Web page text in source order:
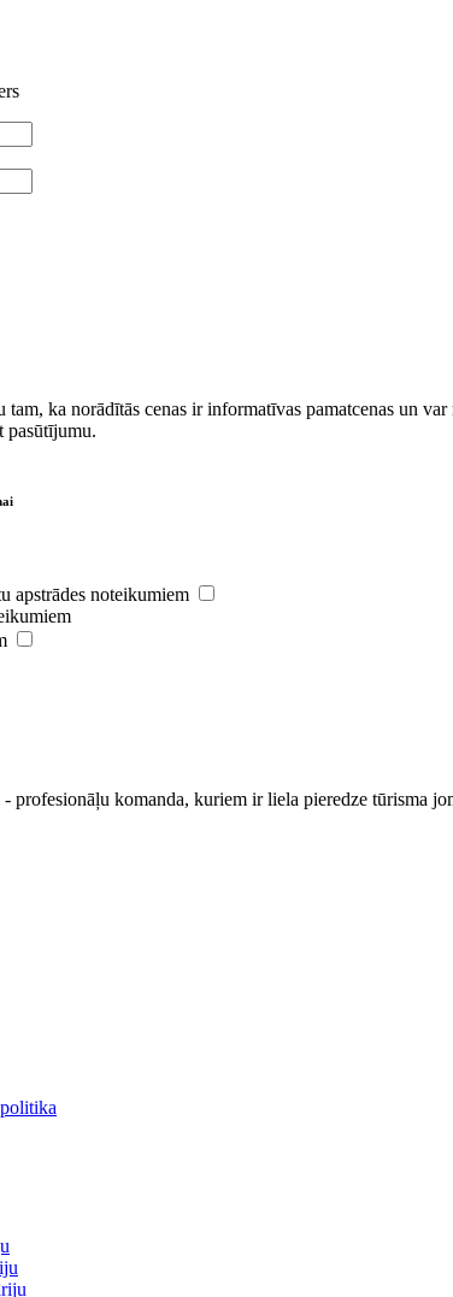
tam, ka norādītās cenas ir ​informatīvas ​pamatcenas un
pasūtījumu.
apstrādes noteikumiem
profesionāļu komanda, kuriem ir liela pieredze tūrisma